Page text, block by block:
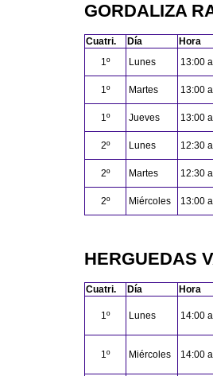
GORDALIZA
Cuatri. Día
Hora
1º
Lunes 13:00
1º Martes 13:00
1º Jueves 13:00
2º Lunes 12:30
2º Martes 12:30
2º Miércoles 13:00
HERGUEDAS
Cuatri. Día Hora
1º Lunes 14:00
1º Miércoles 14:00